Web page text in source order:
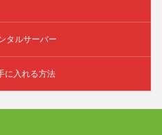
タルサーバー
に入れる方法